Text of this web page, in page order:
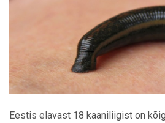
Eestis elavast 18 kaaniliigist on